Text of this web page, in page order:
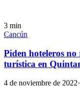
3 min
Cancún
Piden hoteleros
turística en
4 de noviembre de 2022·